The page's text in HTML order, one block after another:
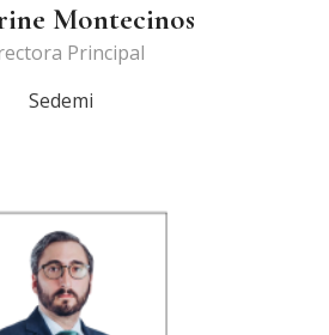
Montecinos
Principal
Sedemi